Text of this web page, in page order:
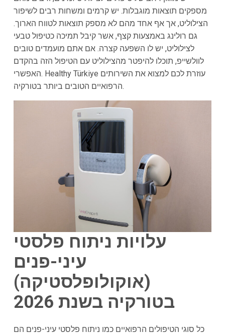
מספקים תוצאות מוגבלות. יש קרמים ומשחות רבים לשיפור
הצילוליט, אך אף אחד מהם לא מספק תוצאות לטווח הארוך.
גם רולינג באמצעות קצף, אשר קיבל תמיכה כטיפול טבעי
לצילוליט, יש לו השפעה קצרה. אם אתם מועמדים טובים
לוולשייפ, תוכלו להיפטר מהצילוליט עם הטיפול הזה בהקדם
האפשרי. Healthy Türkiye עוזרת לכם למצוא את השירותים
הרפואיים הטובים ביותר בטורקיה.
עלויות ניתוח פלסטי
עיני-פנים
(אוקולופלסטיקה)
בטורקיה בשנת 2026
כל סוגי הטיפולים הרפואיים כמו ניתוח פלסטי עיני-פנים הם